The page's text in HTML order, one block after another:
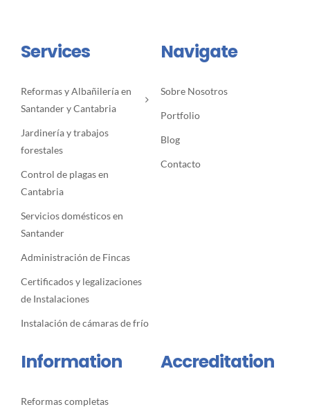
Services
Reformas y Albañilería en
Santander y Cantabria
Jardinería y trabajos
forestales
Control de plagas en
Cantabria
Servicios domésticos en
Santander
Administración de Fincas
Certificados y legalizaciones
de Instalaciones
Instalación de cámaras de frío
Navigate
Sobre Nosotros
Portfolio
Blog
Contacto
Information
Reformas completas
Accreditation